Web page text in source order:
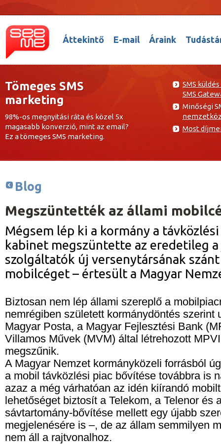
Áttekintő E-mail Áraink
Tömeges SMS
marketing
98%-os megnyitási ráta és közel 5x
magasabb konverzió, mint az email?
Ez a tömeges SMS marketing.
SMS
SMS
Minőségi
Most
Blog
Megszüntették az állami
Mégsem lép ki a kormány a
kabinet megszüntette az eredetileg
szolgáltatók új versenytársának
mobilcéget – értesült a Magyar
Biztosan nem lép állami szereplő a
nemrégiben született kormánydöntés szerint
Magyar Posta, a Magyar Fejlesztési Bank
Villamos Művek (MVM) által létrehozott
megszűnik.
A Magyar Nemzet kormányközeli forrásból
a mobil távközlési piac bővítése továbbra is
azaz a még várhatóan az idén kiírandó
lehetőséget biztosít a Telekom, a Telenor és
sávtartomány-bővítése mellett egy újabb
megjelenésére is –, de az állam semmilyen
nem áll a rajtvonalhoz.